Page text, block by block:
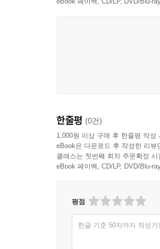
한줄평 (0건)
1,000원 이상 구매 후 한줄평 작성
eBook은 다운로드 후 작성한 리
클래스는 첫번째 회차 주문확정
eBook 페이백, CD/LP, DVD/Blu-
평점
한글 기준 50자까지 작성가